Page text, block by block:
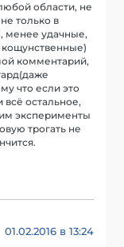
области, не
только в
менее удачные,
комментарий,
что если это
всё остальное,
эксперименты
трогать не
01.02.2016 в 13:24